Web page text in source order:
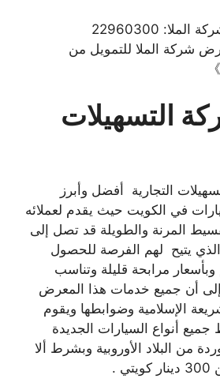
22960300
شركة الملا للتمويل من
》
التسهيلات
التجارية أفضل وأبرز
في الكويت حيث يقدم لعملائه
المرنة والطويلة قد تصل إلى
يتيح لهم الفرصة للحصول
مرابحة قليلة وتناسب
إلى أن جميع خدمات هذا المعرض
الإسلامية وضوابطها ويقوم
أنواع السيارات الجديدة
من البلاد الأوروبية وبشرط ألا
.